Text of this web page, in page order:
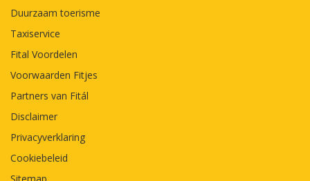
Duurzaam toerisme
Taxiservice
Fital Voordelen
Voorwaarden Fitjes
Partners van Fitál
Disclaimer
Privacyverklaring
Cookiebeleid